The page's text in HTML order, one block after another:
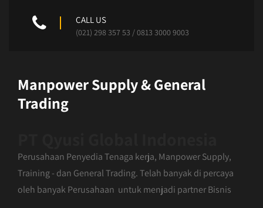
CALL US
(021) 298 357 53 / 0813 3000 9003
Manpower Supply & General
Trading
Perusahaan Penyedia Tenaga kerja, Manpower Supply,
Training - dan General Trading. Telah banyak di percaya
oleh banyak Perusahaan untuk menjadi partner Bisnis